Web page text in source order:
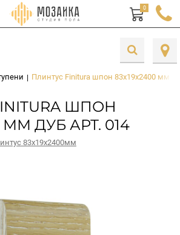
0
| Плинтус Finitura шпон 83х19х2400 мм
ШПОН
ММ ДУБ АРТ. 014
83х19х2400мм